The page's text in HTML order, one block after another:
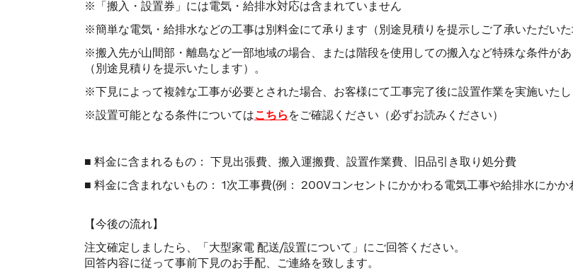
※「搬入・設置券」には電気・給排水対応は含まれていません
※簡単な電気・給排水などの工事は別料金にて承ります（別途見積りを提示しご了承いただいた
※搬入先が山間部・離島など一部地域の場合、または階段を使用しての搬入など特殊な条件が
（別途見積りを提示いたします）。
※下見によって複雑な工事が必要とされた場合、お客様にて工事完了後に設置作業を実施いたし
※設置可能となる条件についてはこちら をご確認ください（必ずお読みください）
■ 料金に含まれるもの： 下見出張費、搬入運搬費、設置作業費、旧品引き取り処分費
■ 料金に含まれないもの： 1次工事費(例： 200Vコンセントにかかわる電気工事や給排水にかか
【今後の流れ】
注文確定しましたら、「大型家電 配送/設置について」にご回答ください。
回答内容に従って事前下見のお手配、ご連絡を致します。